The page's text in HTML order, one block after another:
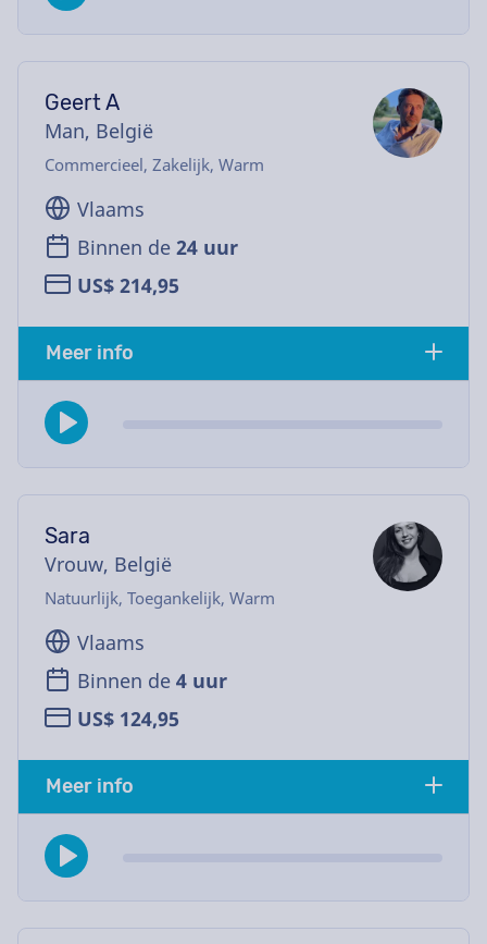
Geert A
Man, België
Commercieel, Zakelijk, Warm
Vlaams
Binnen de 24 uur
US$ 214,95
Meer info
Sara
Vrouw, België
Natuurlijk, Toegankelijk, Warm
Vlaams
Binnen de 4 uur
US$ 124,95
Meer info